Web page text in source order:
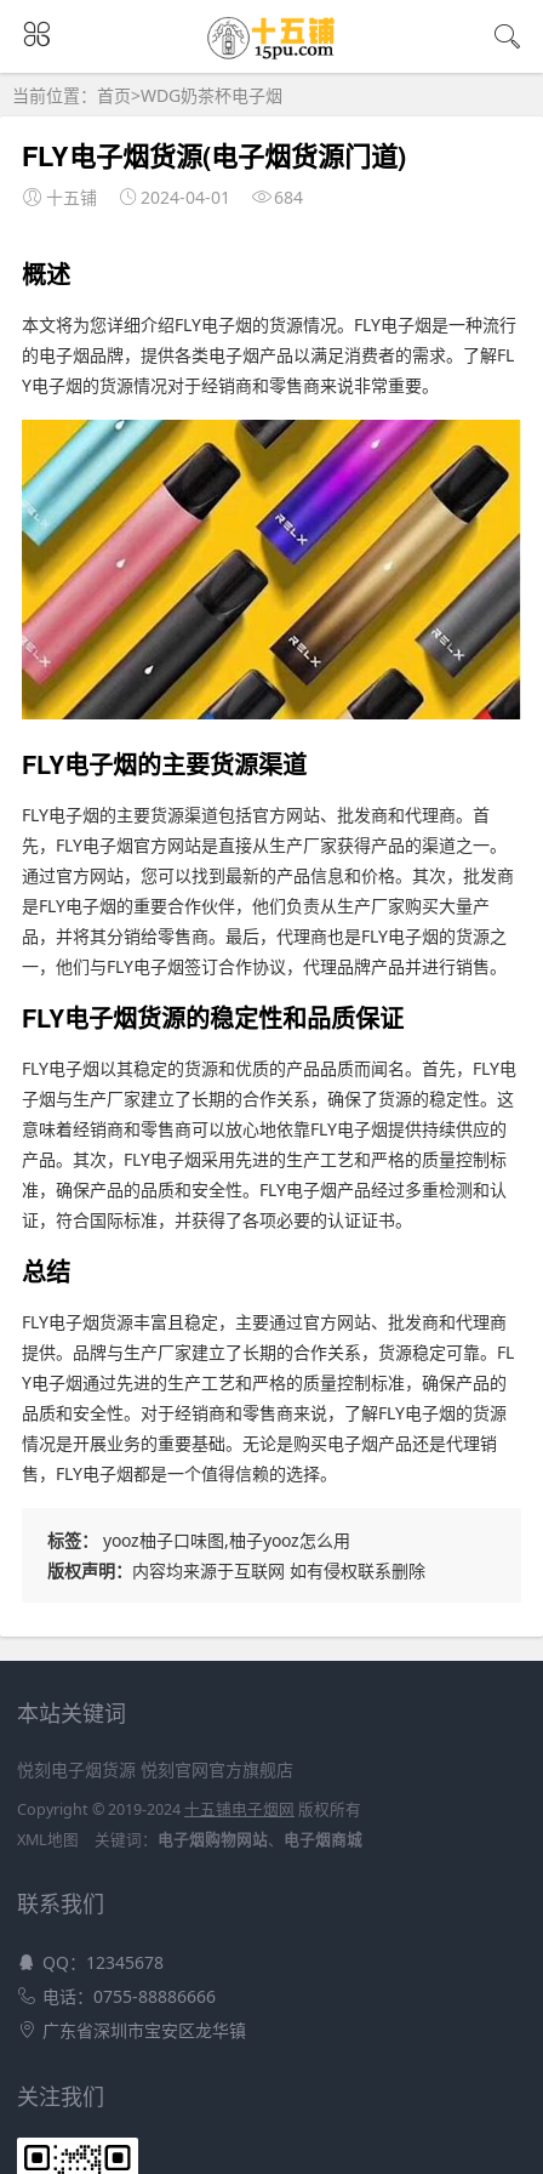
当前位置： 首页>WDG奶茶杯电子烟
FLY电子烟货源(电子烟货源门道)
十五铺 2024-04-01 684
概述
本文将为您详细介绍FLY电子烟的货源情况。FLY电子烟是一种流行
的电子烟品牌，提供各类电子烟产品以满足消费者的需求。了解FL
Y电子烟的货源情况对于经销商和零售商来说非常重要。
FLY电子烟的主要货源渠道
FLY电子烟的主要货源渠道包括官方网站、批发商和代理商。首
先，FLY电子烟官方网站是直接从生产厂家获得产品的渠道之一。
通过官方网站，您可以找到最新的产品信息和价格。其次，批发商
是FLY电子烟的重要合作伙伴，他们负责从生产厂家购买大量产
品，并将其分销给零售商。最后，代理商也是FLY电子烟的货源之
一，他们与FLY电子烟签订合作协议，代理品牌产品并进行销售。
FLY电子烟货源的稳定性和品质保证
FLY电子烟以其稳定的货源和优质的产品品质而闻名。首先，FLY电
子烟与生产厂家建立了长期的合作关系，确保了货源的稳定性。这
意味着经销商和零售商可以放心地依靠FLY电子烟提供持续供应的
产品。其次，FLY电子烟采用先进的生产工艺和严格的质量控制标
准，确保产品的品质和安全性。FLY电子烟产品经过多重检测和认
证，符合国际标准，并获得了各项必要的认证证书。
总结
FLY电子烟货源丰富且稳定，主要通过官方网站、批发商和代理商
提供。品牌与生产厂家建立了长期的合作关系，货源稳定可靠。FL
Y电子烟通过先进的生产工艺和严格的质量控制标准，确保产品的
品质和安全性。对于经销商和零售商来说，了解FLY电子烟的货源
情况是开展业务的重要基础。无论是购买电子烟产品还是代理销
售，FLY电子烟都是一个值得信赖的选择。
标签：
yooz柚子口味图,柚子yooz怎么用
版权声明： 内容均来源于互联网 如有侵权联系删除
本站关键词
悦刻电子烟货源 悦刻官网官方旗舰店
Copyright © 2019-2024 十五铺电子烟网 版权所有
XML地图
关键词： 电子烟购物网站、 电子烟商城
联系我们
QQ：12345678
电话：0755-88886666
广东省深圳市宝安区龙华镇
关注我们